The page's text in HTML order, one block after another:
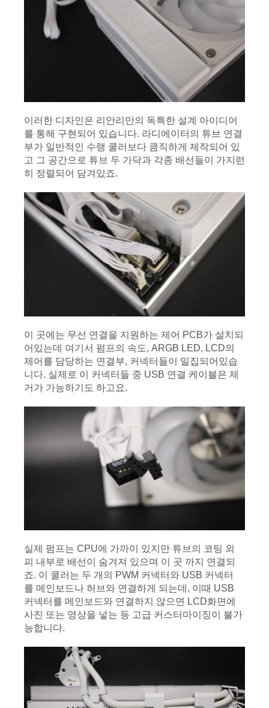
이러한 디자인은 리안리만의 독특한 설계 아이디어
를 통해 구현되어 있습니다. 라디에이터의 튜브 연결
부가 일반적인 수랭 쿨러보다 큼직하게 제작되어 있
고 그 공간으로 튜브 두 가닥과 각종 배선들이 가지런
히 정렬되어 담겨있죠.
이 곳에는 무선 연결을 지원하는 제어 PCB가 설치되
어있는데 여기서 펌프의 속도, ARGB LED, LCD의
제어를 담당하는 연결부, 커넥터들이 밀집되어있습
니다. 실제로 이 커넥터들 중 USB 연결 케이블은 제
거가 가능하기도 하고요.
실제 펌프는 CPU에 가까이 있지만 튜브의 코팅 외
피 내부로 배선이 숨겨져 있으며 이 곳 까지 연결되
죠. 이 쿨러는 두 개의 PWM 커넥터와 USB 커넥터
를 메인보드나 허브와 연결하게 되는데, 이때 USB
커넥터를 메인보드와 연결하지 않으면 LCD화면에
사진 또는 영상을 넣는 등 고급 커스터마이징이 불가
능합니다.